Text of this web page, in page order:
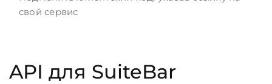
свой сервис
API для SuiteBar